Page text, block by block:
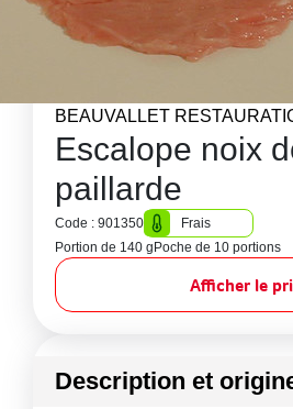
BEAUVALLET
Escalope noix
paillarde
Code : 901350
Frais
Portion de 140 g Poche de 10 portions
Afficher le
Description et